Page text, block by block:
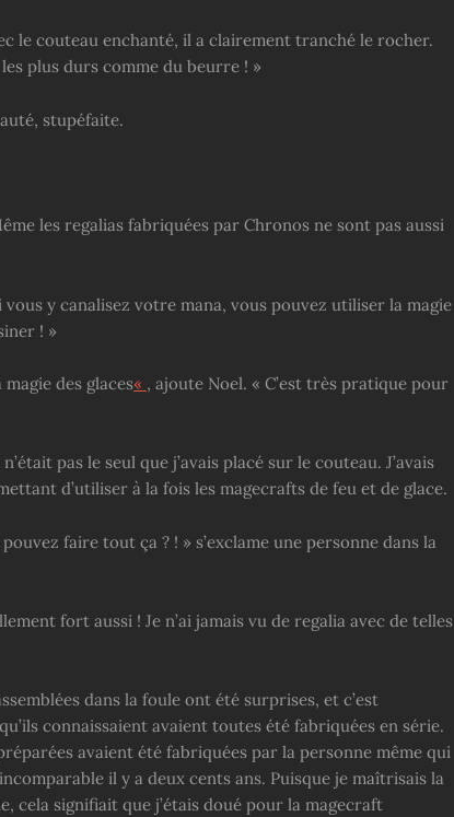
le couteau enchanté, il a clairement tranché le rocher.
plus durs comme du beurre ! »
stupéfaite.
les regalias fabriquées par Chronos ne sont pas aussi
vous y canalisez votre mana, vous pouvez utiliser la magie
! »
magie des glaces« , ajoute Noel. « C’est très pratique pour
pas le seul que j’avais placé sur le couteau. J’avais
d’utiliser à la fois les magecrafts de feu et de glace.
faire tout ça ? ! » s’exclame une personne dans la
fort aussi ! Je n’ai jamais vu de regalia avec de telles
dans la foule ont été surprises, et c’est
connaissaient avaient toutes été fabriquées en série.
avaient été fabriquées par la personne même qui
il y a deux cents ans. Puisque je maîtrisais la
cela signifiait que j’étais doué pour la magecraft